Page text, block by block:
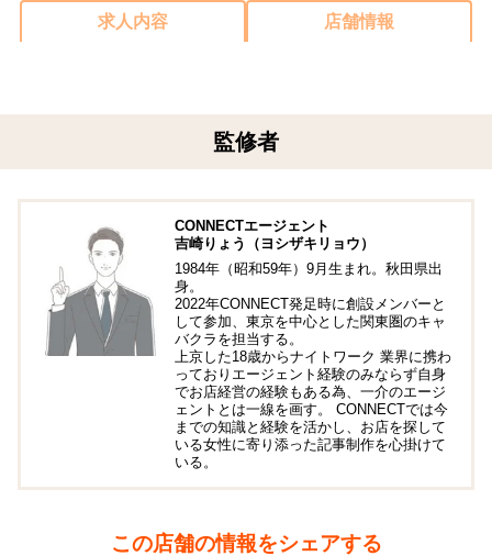
求人内容 店舗情報
監修者
CONNECTエージェント
吉崎りょう（ヨシザキリョウ）
1984年（昭和59年）9月生まれ。秋田県出
身。
2022年CONNECT発足時に創設メンバーと
して参加、東京を中心とした関東圏のキャ
バクラを担当する。
上京した18歳からナイトワーク 業界に携わ
っておりエージェント経験のみならず自身
でお店経営の経験もある為、一介のエージ
ェントとは一線を画す。 CONNECTでは今
までの知識と経験を活かし、お店を探して
いる女性に寄り添った記事制作を心掛けて
いる。
この店舗の情報をシェアする